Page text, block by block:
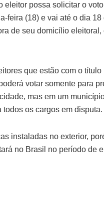
eleitor possa solicitar o
feira (18) e vai até o dia 18
de seu domicílio eleitoral,
que estão com o título
votar somente para
mas em um
todos os cargos em disputa.
instaladas no exterior,
no Brasil no período de